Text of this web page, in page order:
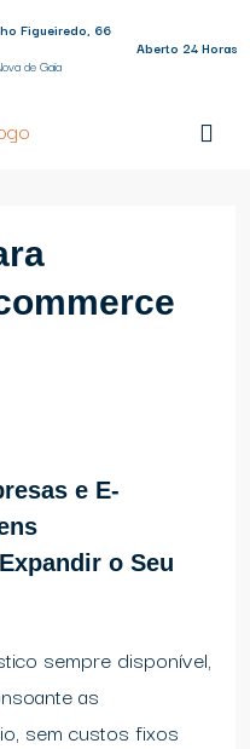
Figueiredo, 66
de Gaia
Aberto 24 Horas
e E-
o Seu
sempre disponível,
as
sem custos fixos